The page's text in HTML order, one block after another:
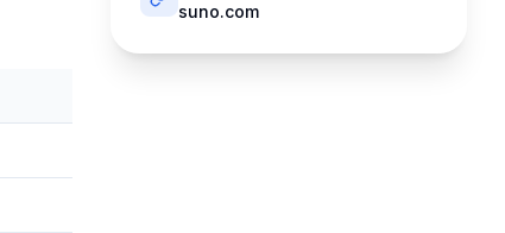
suno.com